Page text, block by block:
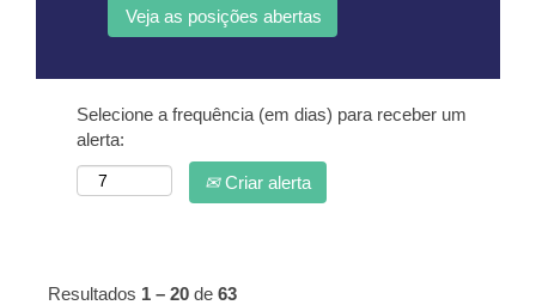
Selecione a frequência (em dias) para receber um
alerta:
Criar alerta
Resultados 1 – 20 de 63